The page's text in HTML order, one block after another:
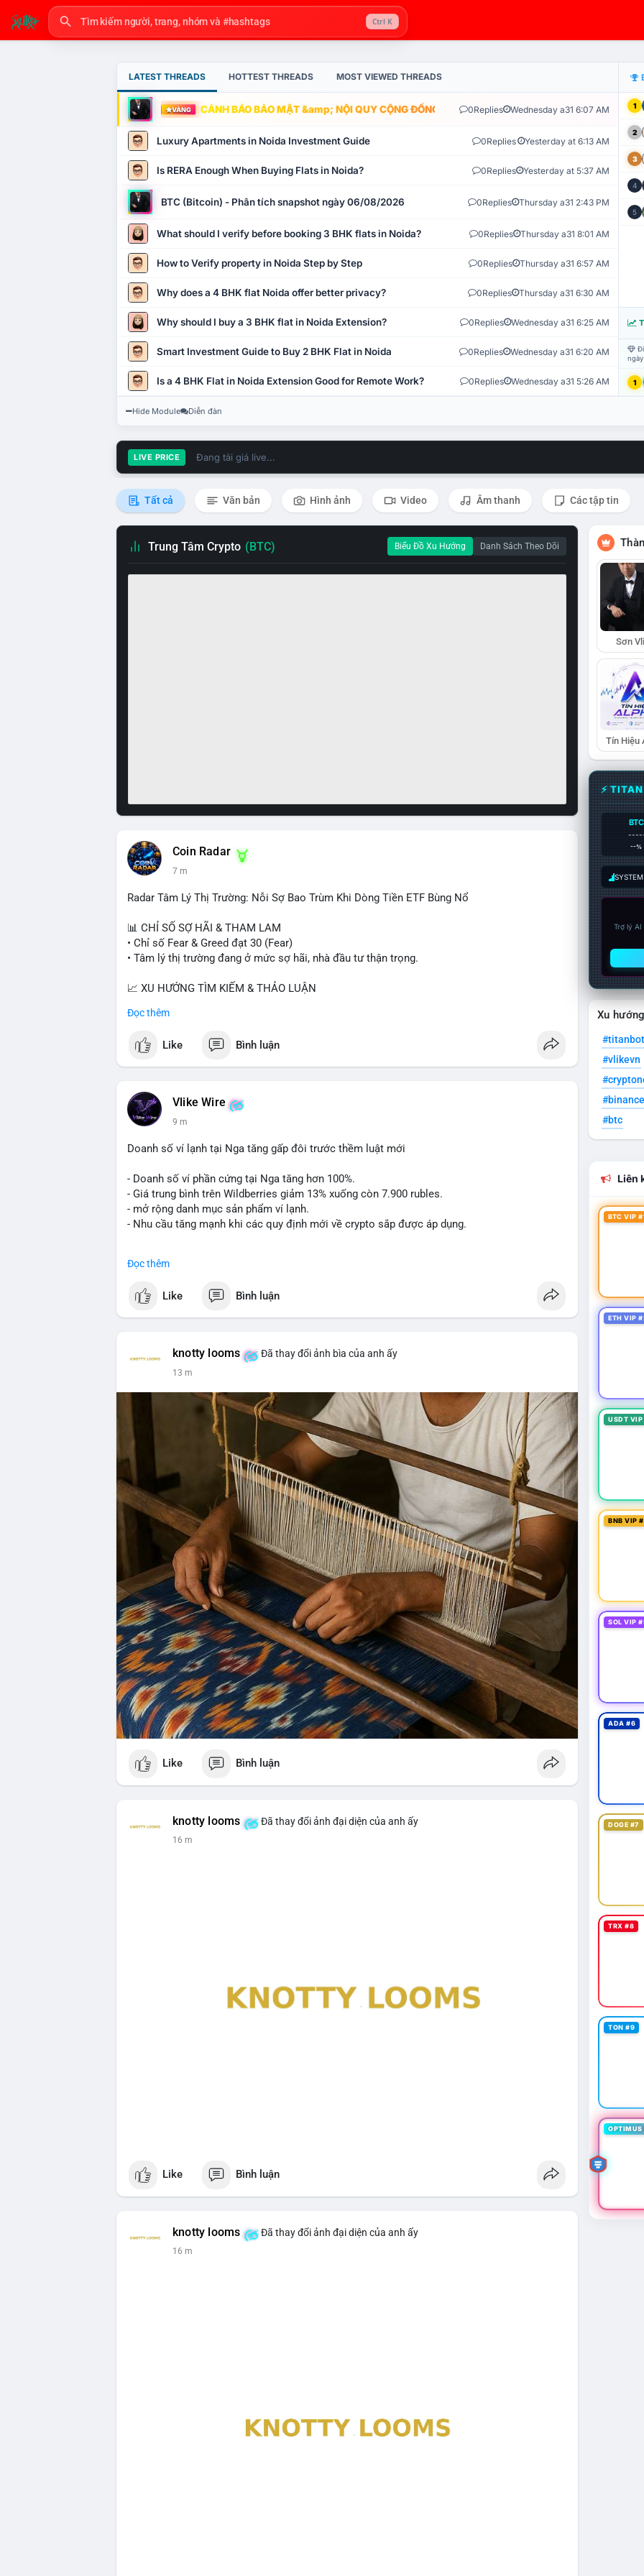
Ctrl K
LATEST THREADS HOTTEST THREADS MOST VIEWED THREADS
VÀNG CẢNH BÁO BẢO MẬT &amp; NỘI QUY CỘNG ĐỒNG VLIKE.VN: HỆ THỐNG GIÁM SÁT TỰ
0Replies Wednesday a31 6:07 AM
Luxury Apartments in Noida Investment Guide 0Replies Yesterday at 6:13 AM
Is RERA Enough When Buying Flats in Noida? 0Replies Yesterday at 5:37 AM
BTC (Bitcoin) - Phân tích snapshot ngày 06/08/2026 0Replies Thursday a31 2:43 PM
What should I verify before booking 3 BHK flats in Noida? 0Replies Thursday a31 8:01 AM
How to Verify property in Noida Step by Step 0Replies Thursday a31 6:57 AM
Why does a 4 BHK flat Noida offer better privacy? 0Replies Thursday a31 6:30 AM
Why should I buy a 3 BHK flat in Noida Extension? 0Replies Wednesday a31 6:25 AM
Smart Investment Guide to Buy 2 BHK Flat in Noida 0Replies Wednesday a31 6:20 AM
Is a 4 BHK Flat in Noida Extension Good for Remote Work? 0Replies Wednesday a31 5:26 AM
1
2
3
4
5
1
Hide Module Diễn đàn
LIVE PRICE Đang tải giá live...
Tất cả Văn bản Hình ảnh Video Âm thanh Các tập tin
Trung Tâm Crypto (BTC) Biểu Đồ Xu Hướng Danh Sách Theo Dõi
Coin Radar
7 m
Radar Tâm Lý Thị Trường: Nỗi Sợ Bao Trùm Khi Dòng Tiền ETF Bùng Nổ
📊 CHỈ SỐ SỢ HÃI & THAM LAM
• Chỉ số Fear & Greed đạt 30 (Fear)
• Tâm lý thị trường đang ở mức sợ hãi, nhà đầu tư thận trọng.
📈 XU HƯỚNG TÌM KIẾM & THẢO LUẬN
• LunarCrush Trending: Ethereum, Solana, Dogecoin, Polkadot, Chainlink, Taylor Swift, Tesla
💬 DÒNG CHẢY TIN TỨC & TRUYỀN THÔNG
$ACE, $RAVE và lo ngại tin xấu từ SpaceX/Musk.
• Tin tức quốc tế: US spot Bitcoin ETFs ghi nhận dòng tiền 1 tỷ USD; Nansen founder dự báo
Bitcoin không dưới 60K; Chi tiêu thẻ Crypto đạt ATH 759 triệu USD.
Tournament; Tiếp tục chiến dịch Airdrop USD1.
💡 NHẬN ĐỊNH & KHUYẾN NGHỊ
• Thị trường đang trong giai đoạn phân hóa mạnh giữa tâm lý sợ hãi ngắn hạn và kỳ vọng dài
hạn từ dòng tiền tổ chức (ETF). Cần chú ý các vùng hỗ trợ quan trọng và theo dõi sát biến
động từ các tin tức pháp lý tại Mỹ.
📊 Nguồn: Radar Tâm Lý Thị Trường
Đọc thêm
Like Bình luận
Vlike Wire
9 m
Doanh số ví lạnh tại Nga tăng gấp đôi trước thềm luật mới
- Doanh số ví phần cứng tại Nga tăng hơn 100%.
- Giá trung bình trên Wildberries giảm 13% xuống còn 7.900 rubles.
- mở rộng danh mục sản phẩm ví lạnh.
- Nhu cầu tăng mạnh khi các quy định mới về crypto sắp được áp dụng.
#vlikevn #titanbot
Đọc thêm
Like Bình luận
knotty looms Đã thay đổi ảnh bìa của anh ấy
13 m
Like Bình luận
knotty looms Đã thay đổi ảnh đại diện của anh ấy
16 m
Like Bình luận
knotty looms Đã thay đổi ảnh đại diện của anh ấy
16 m
Sơn
Tín Hiệu
⚡
BTC
--%
Trợ lý
Xu
#titanbot
#vlikevn
#btc
Liên
BTC VIP
ETH VIP
USDT
BNB VIP
SOL VIP
ADA #6
DOGE #7
TRX #8
TON #9
OPTIMUS